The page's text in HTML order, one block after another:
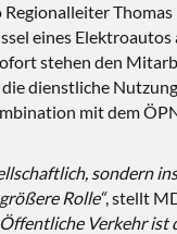
Thomas
eines Elektroautos
stehen den
dienstliche
mit dem
sondern
Rolle“, stellt
Verkehr ist